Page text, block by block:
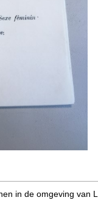
in de omgeving van